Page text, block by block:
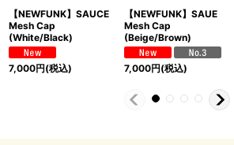
NEWFUNK】SAUCE
Cap
Black)
円(税込)
【NEWFUNK】SAUE
Mesh Cap
(Beige/Brown)
7,000円(税込)